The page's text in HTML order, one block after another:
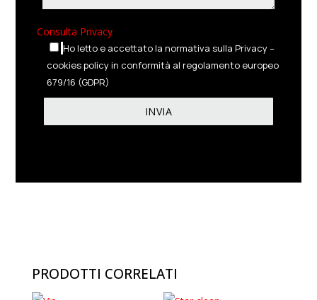
Consulta Privacy
Ho letto e accettato la normativa sulla Privacy –
cookies policy in conformità al regolamento europeo
679/16 (GDPR)
PRODOTTI CORRELATI